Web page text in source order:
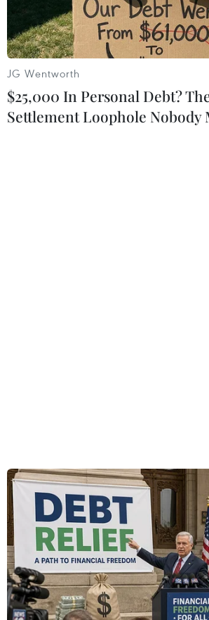
nhân dân.
Dự luật sửa đổi bao gồm nội
dụng thẻ chứng minh nhân
ngăn chặn làm giả thẻchứng
#Hàn Quốc #Chứng minh thư
#Dự luật sửa đổi
#Thông tin cá nhân
JG Wentworth
$25,000 In Personal Debt?
Settlement Loophole Nobody